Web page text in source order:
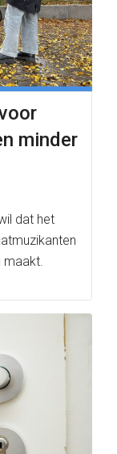
minder
dat het
maakt.